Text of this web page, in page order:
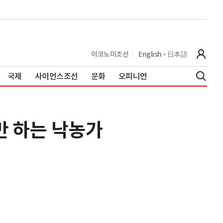
이코노미조선 English 日本語
국제 사이언스조선 문화 오피니언
하는 낙농가